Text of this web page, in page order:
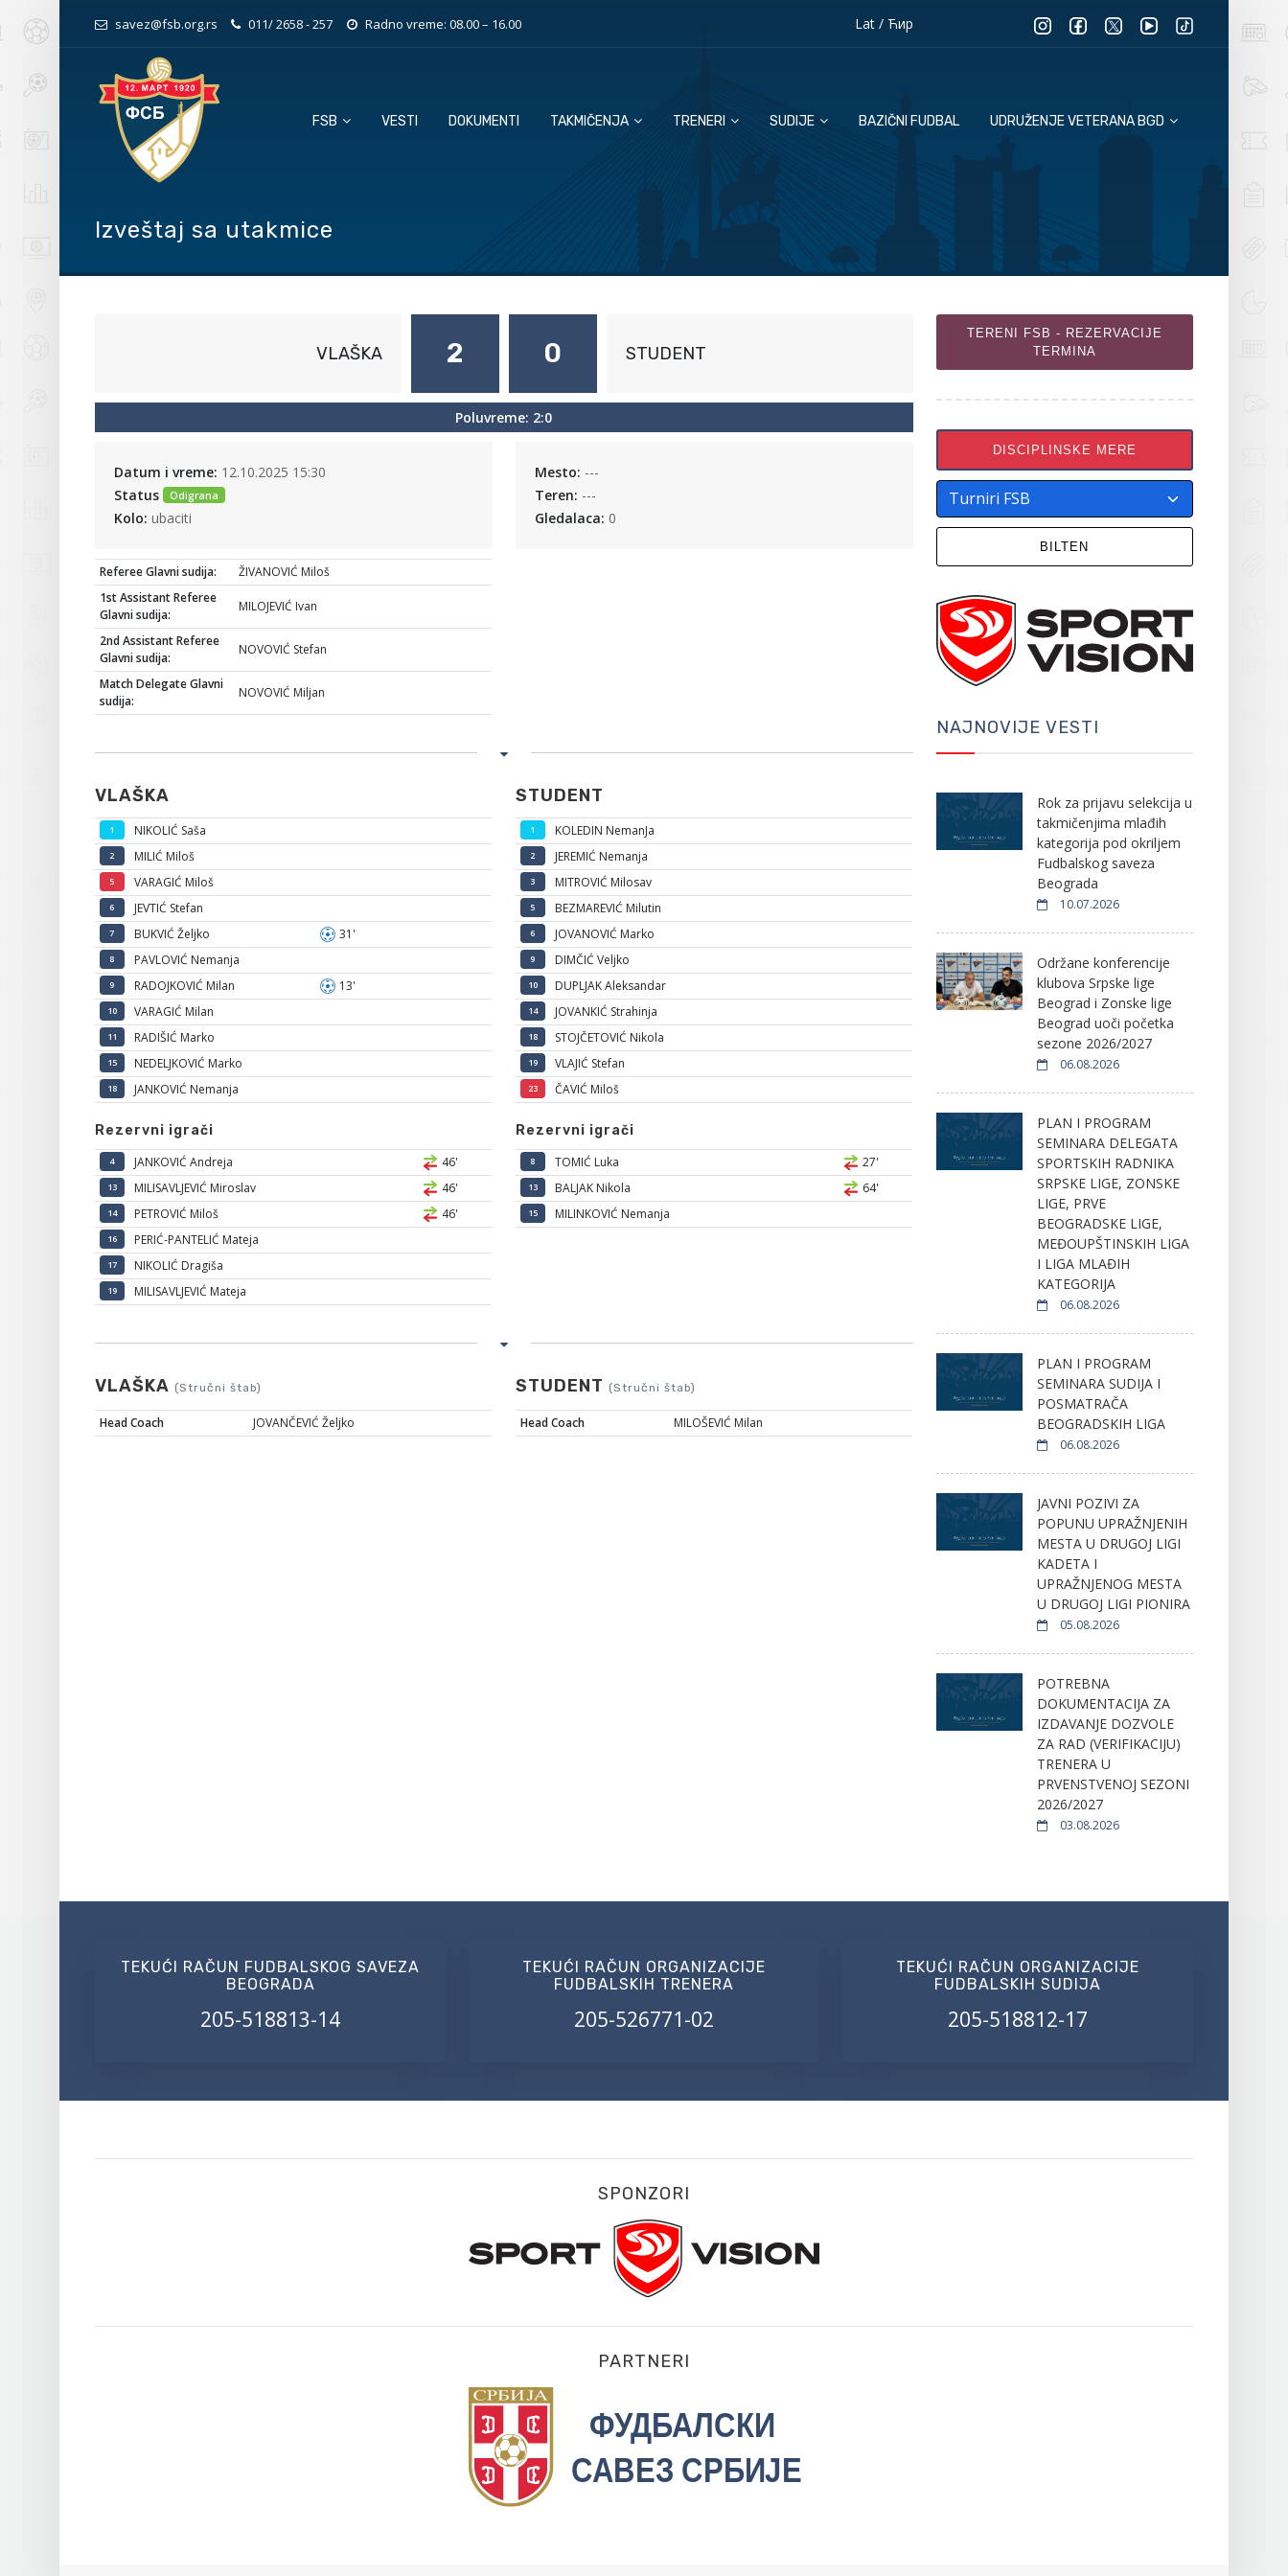
savez@fsb.org.rs 011/ 2658 - 257 Radno vreme: 08.00 – 16.00 Lat/ Ћир
FSB VESTI DOKUMENTI TAKMIČENJA TRENERI SUDIJE BAZIČNI FUDBAL UDRUŽENJE VETERANA BGD
Izveštaj sa utakmice
VLAŠKA 2 0 STUDENT
Poluvreme: 2:0
Datum i vreme: 12.10.2025 15:30
Status
Odigrana
Kolo: ubaciti
Mesto: ---
Teren: ---
Gledalaca: 0
Referee Glavni sudija:
ŽIVANOVIĆ Miloš
1st Assistant Referee
Glavni sudija:
MILOJEVIĆ Ivan
2nd Assistant Referee
Glavni sudija:
NOVOVIĆ Stefan
Match Delegate Glavni
sudija:
NOVOVIĆ Miljan
VLAŠKA
1 NIKOLIĆ Saša
2 MILIĆ Miloš
5 VARAGIĆ Miloš
6 JEVTIĆ Stefan
7 BUKVIĆ Željko 31'
8 PAVLOVIĆ Nemanja
9 RADOJKOVIĆ Milan 13'
10 VARAGIĆ Milan
11 RADIŠIĆ Marko
15 NEDELJKOVIĆ Marko
18 JANKOVIĆ Nemanja
Rezervni igrači
4 JANKOVIĆ Andreja 46'
13 MILISAVLJEVIĆ Miroslav 46'
14 PETROVIĆ Miloš 46'
16 PERIĆ-PANTELIĆ Mateja
17 NIKOLIĆ Dragiša
19 MILISAVLJEVIĆ Mateja
STUDENT
1 KOLEDIN NemanJa
2 JEREMIĆ Nemanja
3 MITROVIĆ Milosav
5 BEZMAREVIĆ Milutin
6 JOVANOVIĆ Marko
9 DIMČIĆ Veljko
10 DUPLJAK Aleksandar
14 JOVANKIĆ Strahinja
18 STOJČETOVIĆ Nikola
19 VLAJIĆ Stefan
23 ČAVIĆ Miloš
Rezervni igrači
8 TOMIĆ Luka 27'
13 BALJAK Nikola 64'
15 MILINKOVIĆ Nemanja
VLAŠKA (Stručni štab)
Head Coach JOVANČEVIĆ Željko
STUDENT (Stručni štab)
Head Coach MILOŠEVIĆ Milan
TERENI FSB - REZERVACIJE
TERMINA
DISCIPLINSKE MERE
BILTEN
NAJNOVIJE VESTI
Rok za prijavu selekcija u
takmičenjima mlađih
kategorija pod okriljem
Fudbalskog saveza
Beograda
10.07.2026
Održane konferencije
klubova Srpske lige
Beograd i Zonske lige
Beograd uoči početka
sezone 2026/2027
06.08.2026
PLAN I PROGRAM
SEMINARA DELEGATA
SPORTSKIH RADNIKA
SRPSKE LIGE, ZONSKE
LIGE, PRVE
BEOGRADSKE LIGE,
MEĐOUPŠTINSKIH LIGA
I LIGA MLAĐIH
KATEGORIJA
06.08.2026
PLAN I PROGRAM
SEMINARA SUDIJA I
POSMATRAČA
BEOGRADSKIH LIGA
06.08.2026
JAVNI POZIVI ZA
POPUNU UPRAŽNJENIH
MESTA U DRUGOJ LIGI
KADETA I
UPRAŽNJENOG MESTA
U DRUGOJ LIGI PIONIRA
05.08.2026
POTREBNA
DOKUMENTACIJA ZA
IZDAVANJE DOZVOLE
ZA RAD (VERIFIKACIJU)
TRENERA U
PRVENSTVENOJ SEZONI
2026/2027
03.08.2026
TEKUĆI RAČUN FUDBALSKOG SAVEZA
BEOGRADA
205-518813-14
TEKUĆI RAČUN ORGANIZACIJE
FUDBALSKIH TRENERA
205-526771-02
TEKUĆI RAČUN ORGANIZACIJE
FUDBALSKIH SUDIJA
205-518812-17
SPONZORI
PARTNERI